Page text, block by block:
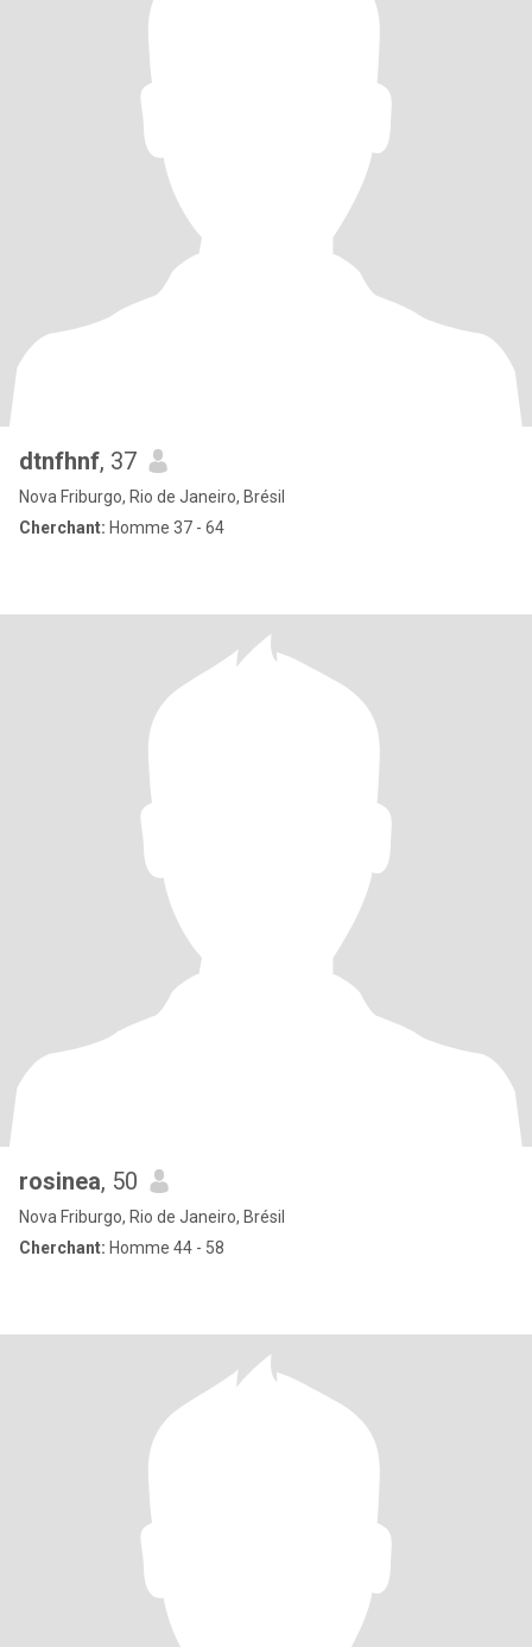
dtnfhnf, 37
Nova Friburgo, Rio de Janeiro, Brésil
Cherchant: Homme 37 - 64
rosinea, 50
Nova Friburgo, Rio de Janeiro, Brésil
Cherchant: Homme 44 - 58